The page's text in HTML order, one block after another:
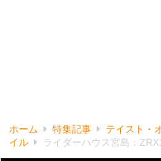
ホーム 特集記事 テイスト・
イル
ライダーハウス宮島：